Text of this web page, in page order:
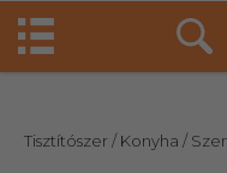
Tisztítószer/ Konyha /